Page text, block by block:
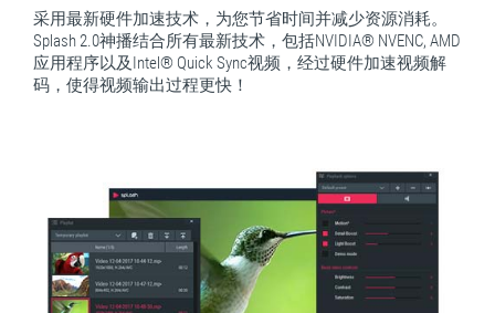
采用最新硬件加速技术，为您节省时间并减少资源消耗。
Splash 2.0神播结合所有最新技术，包括NVIDIA® NVENC, AMD
应用程序以及Intel® Quick Sync视频，经过硬件加速视频解
码，使得视频输出过程更快！